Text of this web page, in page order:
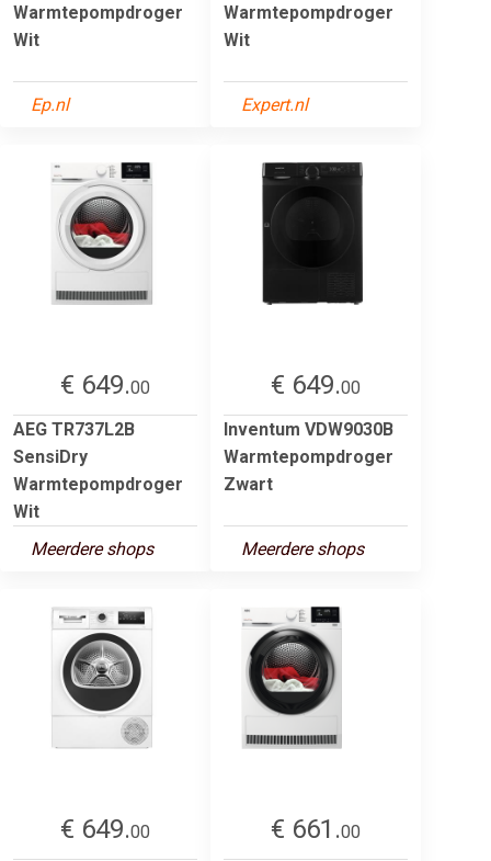
Warmtepompdroger
Wit
Ep.nl
Warmtepompdroger
Wit
Expert.nl
€ 649.00
AEG TR737L2B
SensiDry
Warmtepompdroger
Wit
Meerdere shops
€ 649.00
Inventum VDW9030B
Warmtepompdroger
Zwart
Meerdere shops
€ 649.00
€ 661.00